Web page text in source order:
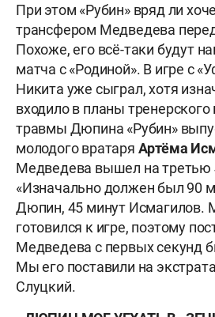
При этом «Рубин» вряд ли
трансфером Медведева
Похоже, его всё-таки будут
матча с «Родиной». В игре с
Никита уже сыграл, хотя
входило в планы
травмы Дюпина «Рубин»
молодого вратаря Артёма
Медведева вышел на третью
«Изначально должен был 90
Дюпин, 45 минут Исмагилов.
готовился к игре, поэтому
Медведева с первых секунд
Мы его поставили на
Слуцкий.